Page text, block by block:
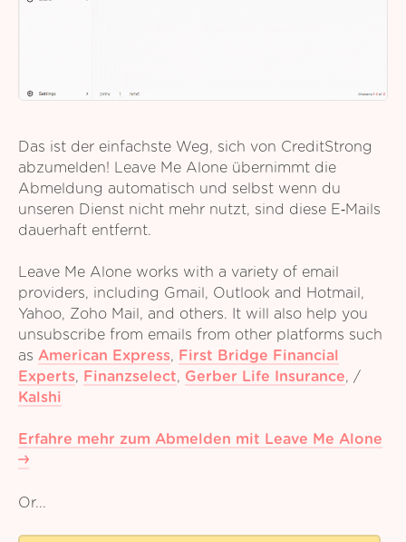
Das ist der einfachste Weg, sich von CreditStrong
abzumelden! Leave Me Alone übernimmt die
Abmeldung automatisch und selbst wenn du
unseren Dienst nicht mehr nutzt, sind diese E‑Mails
dauerhaft entfernt.
Leave Me Alone works with a variety of email
providers, including Gmail, Outlook and Hotmail,
Yahoo, Zoho Mail, and others. It will also help you
unsubscribe from emails from other platforms such
as American Express, First Bridge Financial
Experts, Finanzselect, Gerber Life Insurance, /
Kalshi
Erfahre mehr zum Abmelden mit Leave Me Alone
Or...